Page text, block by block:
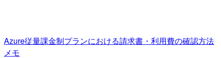
Azure従量課金制プランにおける請求書・利用費の確認方法
メモ